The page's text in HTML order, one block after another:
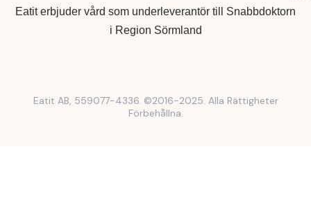
Eatit erbjuder vård som underleverantör till Snabbdoktorn
i Region Sörmland
Eatit AB, 559077-4336. ©2016-2025. Alla Rättigheter
Förbehållna.